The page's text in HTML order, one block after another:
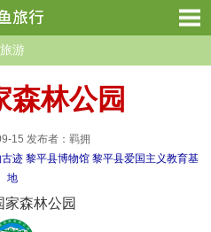
游
森林公园
15 发布者：羁拥
迹 黎平县博物馆 黎平县爱国主义教育基
地